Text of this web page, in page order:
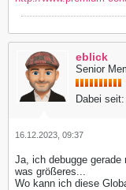
eblick
Senior
Dabei seit:
16.12.2023, 09:37
Ja, ich debugge
was größeres...
Wo kann ich diese